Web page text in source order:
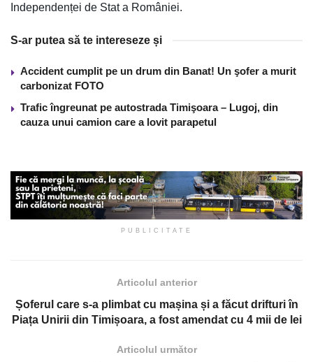
Independenței de Stat a României.
S-ar putea să te intereseze și
Accident cumplit pe un drum din Banat! Un şofer a murit
carbonizat FOTO
Trafic îngreunat pe autostrada Timişoara – Lugoj, din
cauza unui camion care a lovit parapetul
PUBLICITATE
Articolul anterior
Șoferul care s-a plimbat cu mașina și a făcut drifturi în
Piața Unirii din Timișoara, a fost amendat cu 4 mii de lei
Articolul următor